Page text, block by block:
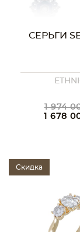
СЕРЬГИ
1 974
1 678
Скидка